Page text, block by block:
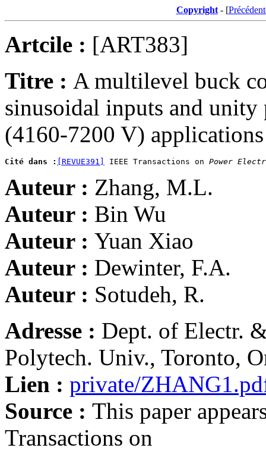
Copyright- [
Artcile : [ART383]
Titre : A multilevel buck
sinusoidal inputs and
(4160-7200 V) applications
Cité dans : [REVUE391] IEEE Transactions on Power
Auteur : Zhang, M.L.
Auteur : Bin Wu
Auteur : Yuan Xiao
Auteur : Dewinter, F.A.
Auteur : Sotudeh, R.
Adresse : Dept. of Electr.
Polytech. Univ., Toronto,
Lien : private/
Source : This paper
Transactions on